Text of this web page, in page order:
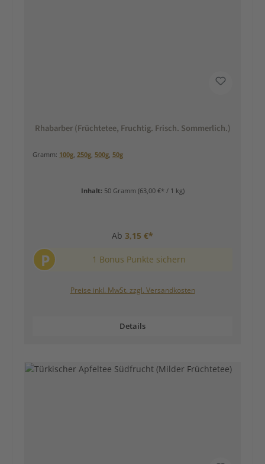
Rhabarber (Früchtetee, Fruchtig. Frisch. Sommerlich.)
Gramm: 100g, 250g, 500g, 50g
Inhalt: 50 Gramm (63,00 €* / 1 kg)
Ab 3,15 €*
P 1 Bonus Punkte sichern
Preise inkl. MwSt. zzgl. Versandkosten
Details